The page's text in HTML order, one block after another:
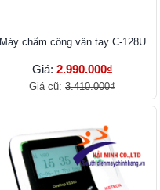
Máy chấm công vân tay C-128U
Giá: 2.990.000₫
Giá cũ: 3.410.000₫